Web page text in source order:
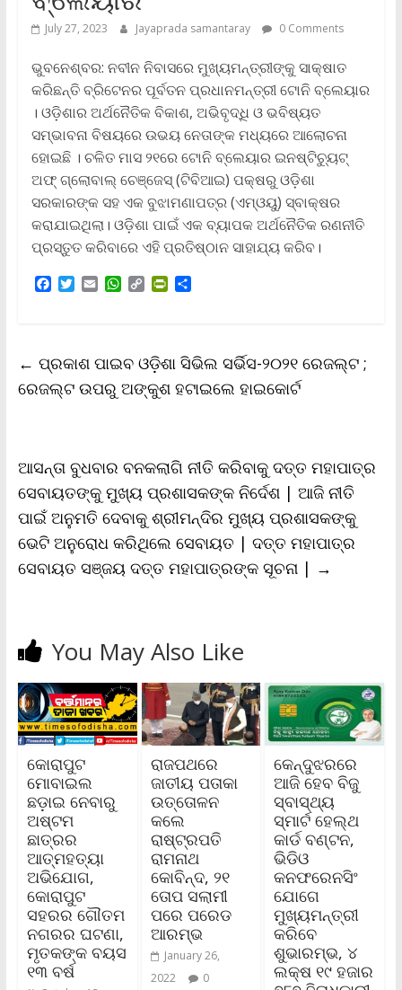
July 27, 2023 Jayaprada samantaray 0 Comments
ଭୁବନେଶ୍ବର: ନବୀନ ନିବାସରେ ମୁଖ୍ୟମନ୍ତ୍ରୀଙ୍କୁ ସାକ୍ଷାତ
କରିଛନ୍ତି ବ୍ରିଟେନର ପୂର୍ବତନ ପ୍ରଧାନମନ୍ତ୍ରୀ ଟୋନି ବ୍ଲେୟାର
। ଓଡ଼ିଶାର ଅର୍ଥନୈତିକ ବିକାଶ, ଅଭିବୃଦ୍ଧି ଓ ଭବିଷ୍ୟତ
ସମ୍ଭାବନା ବିଷୟରେ ଉଭୟ ନେତାଙ୍କ ମଧ୍ୟରେ ଆଲୋଚନା
ହୋଇଛି । ଚଳିତ ମାସ ୨୧ରେ ଟୋନି ବ୍ଲେୟାର ଇନଷ୍ଟିଚ୍ୟୁଟ୍‌
ଅଫ୍‌ ଗ୍ଲୋବାଲ୍ ଚେଞ୍ଜେସ୍‌ (ଟିବିଆଇ) ପକ୍ଷରୁ ଓଡ଼ିଶା
ସରକାରଙ୍କ ସହ ଏକ ବୁଝାମଣାପତ୍ର (ଏମ୍‌ଓୟୁ) ସ୍ବାକ୍ଷର
କରାଯାଇଥିଲା। ଓଡ଼ିଶା ପାଇଁ ଏକ ବ୍ୟାପକ ଅର୍ଥନୈତିକ ରଣନୀତି
ପ୍ରସ୍ତୁତ କରିବାରେ ଏହି ପ୍ରତିଷ୍ଠାନ ସାହାଯ୍ୟ କରିବ।
F
o
o
k
T
e
r
E
W
A
p
p
C
i
n
k
P
F
r
i
l
y
S
← ପ୍ରକାଶ ପାଇବ ଓଡ଼ିଶା ସିଭିଲ ସର୍ଭିସ-୨୦୨୧ ରେଜଲ୍ଟ ;
ରେଜଲ୍ଟ ଉପରୁ ଅଙ୍କୁଶ ହଟାଇଲେ ହାଇକୋର୍ଟ
ଆସନ୍ତା ବୁଧବାର ବନକଲାଗି ନୀତି କରିବାକୁ ଦତ୍ତ ମହାପାତ୍ର
ସେବାୟତଙ୍କୁ ମୁଖ୍ୟ ପ୍ରଶାସକଙ୍କ ନିର୍ଦେଶ | ଆଜି ନୀତି
ପାଇଁ ଅନୁମତି ଦେବାକୁ ଶ୍ରୀମନ୍ଦିର ମୁଖ୍ୟ ପ୍ରଶାସକଙ୍କୁ
ଭେଟି ଅନୁରୋଧ କରିଥିଲେ ସେବାୟତ | ଦତ୍ତ ମହାପାତ୍ର
ସେବାୟତ ସଞ୍ଜୟ ଦତ୍ତ ମହାପାତ୍ରଙ୍କ ସୂଚନା | →
You May Also Like
କୋରାପୁଟ
ମୋବାଇଲ
ଛଡ଼ାଇ ନେବାରୁ
ଅଷ୍ଟମ
ଛାତ୍ରର
ଆତ୍ମହତ୍ୟା
ଅଭିଯୋଗ,
କୋରାପୁଟ
ସହରର ଗୌତମ
ନଗରର ଘଟଣା,
ମୃତକଙ୍କ ବୟସ
୧୩ ବର୍ଷ
ରାଜପଥରେ
ଜାତୀୟ ପତାକା
ଉତ୍ତୋଳନ
କଲେ
ରାଷ୍ଟ୍ରପତି
ରାମନାଥ
କୋବିନ୍ଦ, ୨୧
ତୋପ ସଲାମୀ
ପରେ ପରେଡ
ଆରମ୍ଭ
January 26,
2022
0
କେନ୍ଦୁଝରରେ
ଆଜି ହେବ ବିଜୁ
ସ୍ବାସ୍ଥ୍ୟ
ସ୍ମାର୍ଟ ହେଲ୍‌ଥ
କାର୍ଡ ବଣ୍ଟନ,
ଭିଡିଓ
କନଫରେନସିଂ
ଯୋଗେ
ମୁଖ୍ୟମନ୍ତ୍ରୀ
କରିବେ
ଶୁଭାରମ୍ଭ, ୪
ଲକ୍ଷ ୧୯ ହଜାର